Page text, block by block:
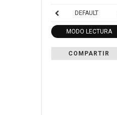
DEFAULT
MODO LECTURA
COMPARTIR